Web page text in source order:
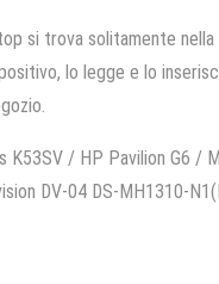
si trova solitamente
lo legge e lo
K53SV / HP Pavilion G6 /
DV-04 DS-MH1310-